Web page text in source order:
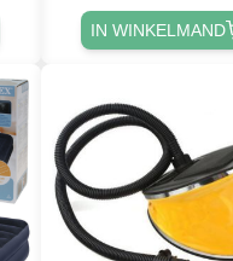
IN WINKELMAND